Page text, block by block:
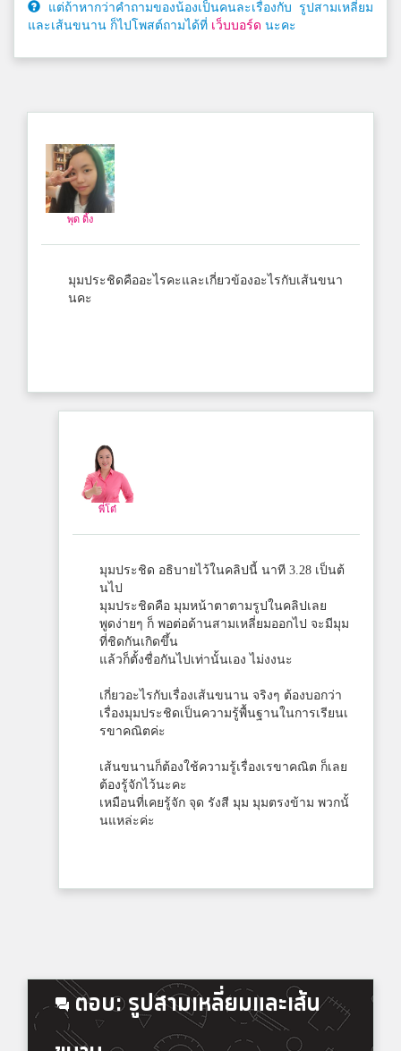
แต่ถ้าหากว่าคำถามของน้องเป็นคนละเรื่องกับ รูปสามเหลี่ยม
และเส้นขนาน ก็ไปโพสต์ถามได้ที่ เว็บบอร์ด นะคะ
พุด ดิ้ง
มุมประชิดคืออะไรคะและเกี่ยวข้องอะไรกับเส้นขนา
นคะ
พี่โต๋
มุมประชิด อธิบายไว้ในคลิปนี้ นาที 3.28 เป็นต้
นไป
มุมประชิดคือ มุมหน้าตาตามรูปในคลิปเลย
พูดง่ายๆ ก็ พอต่อด้านสามเหลี่ยมออกไป จะมีมุม
ที่ชิดกันเกิดขึ้น
แล้วก็ตั้งชื่อกันไปเท่านั้นเอง ไม่งงนะ
เกี่ยวอะไรกับเรื่องเส้นขนาน จริงๆ ต้องบอกว่า
เรื่องมุมประชิดเป็นความรู้พื้นฐานในการเรียนเ
รขาคณิตค่ะ
เส้นขนานก็ต้องใช้ความรู้เรื่องเรขาคณิต ก็เลย
ต้องรู้จักไว้นะคะ
เหมือนที่เคยรู้จัก จุด รังสี มุม มุมตรงข้าม พวกนั้
นแหล่ะค่ะ
ตอบ: รูปสามเหลี่ยมและเส้น